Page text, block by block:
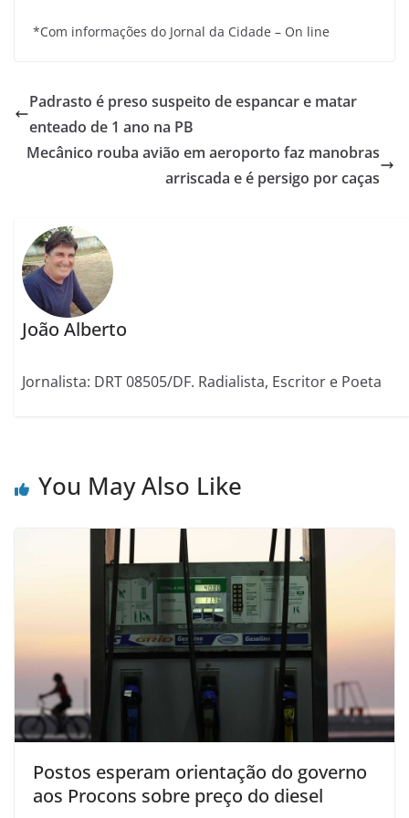
*Com informações do Jornal da Cidade – On line
Padrasto é preso suspeito de espancar e matar
enteado de 1 ano na PB
Mecânico rouba avião em aeroporto faz manobras
arriscada e é persigo por caças
João Alberto
Jornalista: DRT 08505/DF. Radialista, Escritor e Poeta
You May Also Like
Postos esperam orientação do governo
aos Procons sobre preço do diesel